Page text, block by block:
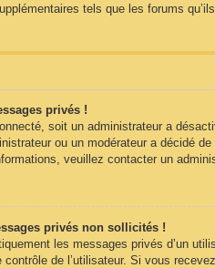
tels que les forums
privés !
soit un administrateur a
ou un modérateur a décidé de
veuillez contacter un
privés non sollicités !
les messages privés d’un
de l’utilisateur. Si vous